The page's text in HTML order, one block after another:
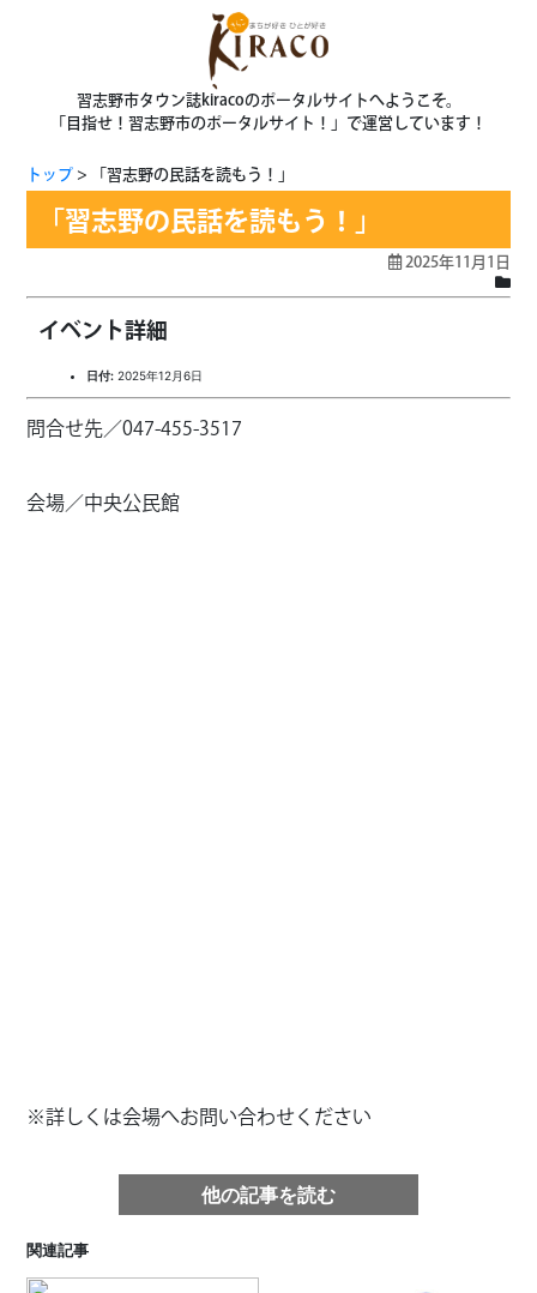
習志野市タウン誌kiracoのポータルサイトへようこそ。
「目指せ！習志野市のポータルサイト！」で運営しています！
トップ 「習志野の民話を読もう！」
「習志野の民話を読もう！」
2025年11月1日
イベント詳細
日付: 2025年12月6日
問合せ先／047-455-3517
会場／中央公民館
※詳しくは会場へお問い合わせください
他の記事を読む
関連記事